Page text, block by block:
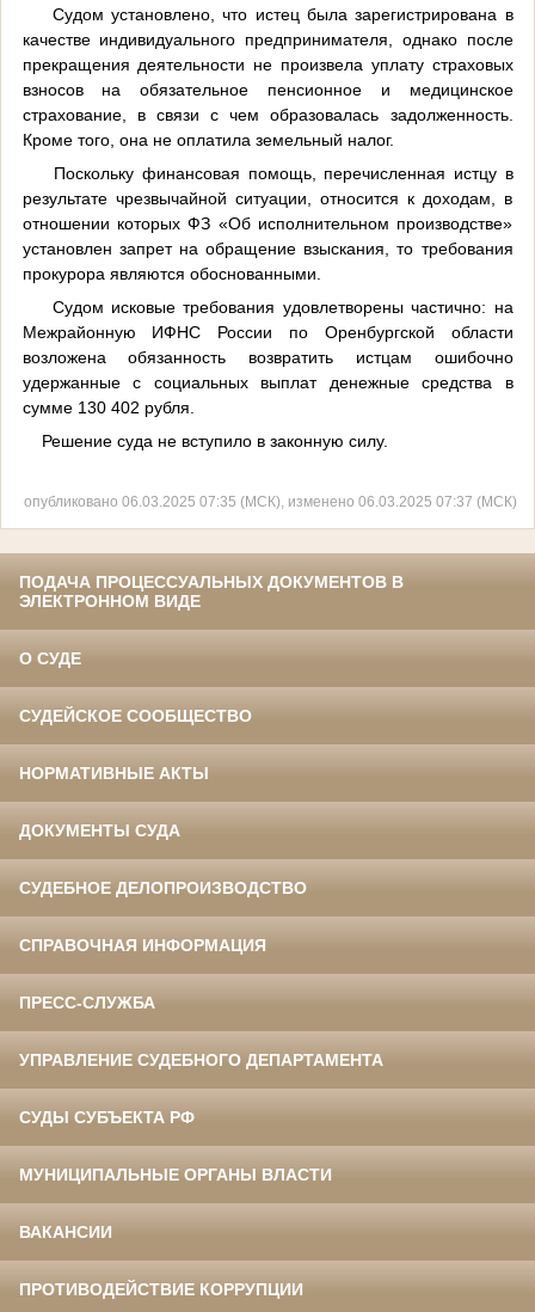
Судом установлено, что истец была зарегистрирована в
качестве индивидуального предпринимателя, однако после
прекращения деятельности не произвела уплату страховых
взносов на обязательное пенсионное и медицинское
страхование, в связи с чем образовалась задолженность.
Кроме того, она не оплатила земельный налог.
Поскольку финансовая помощь, перечисленная истцу в
результате чрезвычайной ситуации, относится к доходам, в
отношении которых ФЗ «Об исполнительном производстве»
установлен запрет на обращение взыскания, то требования
прокурора являются обоснованными.
Судом исковые требования удовлетворены частично: на
Межрайонную ИФНС России по Оренбургской области
возложена обязанность возвратить истцам ошибочно
удержанные с социальных выплат денежные средства в
сумме 130 402 рубля.
Решение суда не вступило в законную силу.
опубликовано 06.03.2025 07:35 (МСК), изменено 06.03.2025 07:37 (МСК)
ПОДАЧА ПРОЦЕССУАЛЬНЫХ ДОКУМЕНТОВ В
ЭЛЕКТРОННОМ ВИДЕ
О СУДЕ
СУДЕЙСКОЕ СООБЩЕСТВО
НОРМАТИВНЫЕ АКТЫ
ДОКУМЕНТЫ СУДА
СУДЕБНОЕ ДЕЛОПРОИЗВОДСТВО
СПРАВОЧНАЯ ИНФОРМАЦИЯ
ПРЕСС-СЛУЖБА
УПРАВЛЕНИЕ СУДЕБНОГО ДЕПАРТАМЕНТА
СУДЫ СУБЪЕКТА РФ
МУНИЦИПАЛЬНЫЕ ОРГАНЫ ВЛАСТИ
ВАКАНСИИ
ПРОТИВОДЕЙСТВИЕ КОРРУПЦИИ